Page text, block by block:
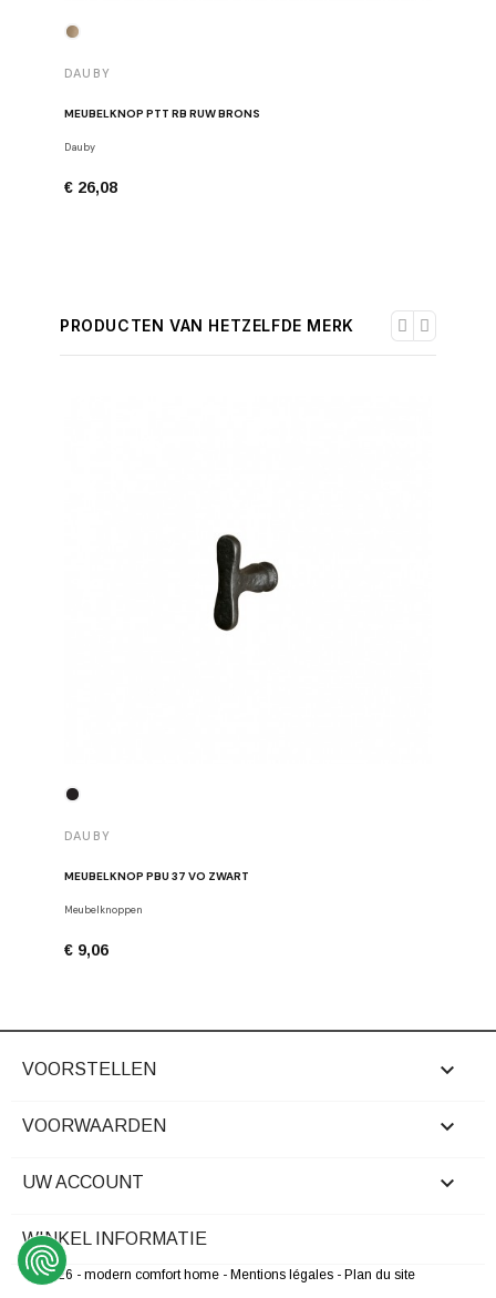
DAUBY
MEUBELKNOP PTT RB RUW BRONS
Dauby
€ 26,08
PRODUCTEN VAN HETZELFDE MERK
DAUBY
MEUBELKNOP PBU 37 VO ZWART
Meubelknoppen
€ 9,06
VOORSTELLEN 
VOORWAARDEN 
UW ACCOUNT 
WINKEL INFORMATIE
© 2026 - modern comfort home - Mentions légales - Plan du site